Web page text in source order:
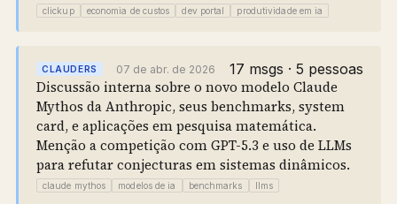
clickup economia de custos dev portal produtividade em ia
CLAUDERS 07 de abr. de 2026 17 msgs · 5 pessoas
Discussão interna sobre o novo modelo Claude
Mythos da Anthropic, seus benchmarks, system
card, e aplicações em pesquisa matemática.
Menção a competição com GPT-5.3 e uso de LLMs
para refutar conjecturas em sistemas dinâmicos.
claude mythos modelos de ia benchmarks llms